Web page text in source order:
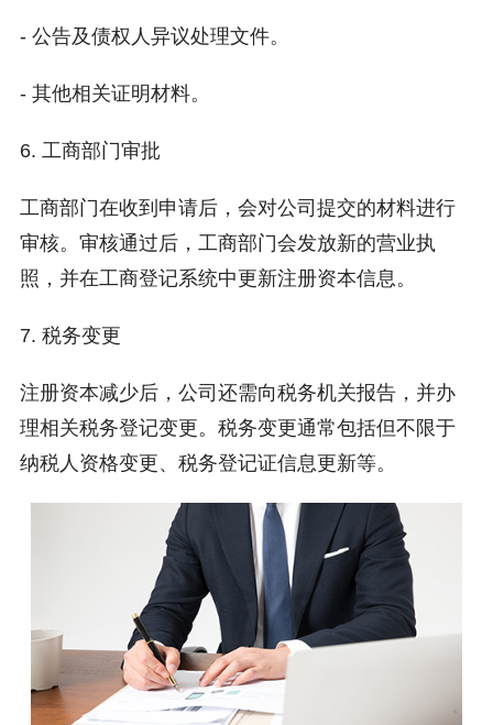
- 公告及债权人异议处理文件。
- 其他相关证明材料。
6. 工商部门审批
工商部门在收到申请后，会对公司提交的材料进行
审核。审核通过后，工商部门会发放新的营业执
照，并在工商登记系统中更新注册资本信息。
7. 税务变更
注册资本减少后，公司还需向税务机关报告，并办
理相关税务登记变更。税务变更通常包括但不限于
纳税人资格变更、税务登记证信息更新等。